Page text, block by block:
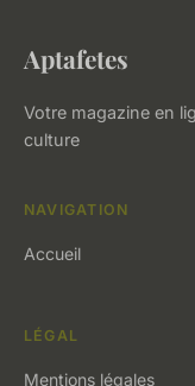
Aptafetes
Votre magazine en
culture
NAVIGATION
Accueil
LÉGAL
Mentions légales